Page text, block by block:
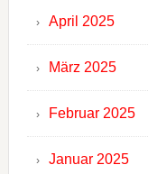
April 2025
März 2025
Februar 2025
Januar 2025